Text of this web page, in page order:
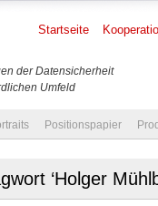
der Datensicherheit
Umfeld
Startseite
Positionspapier
‘Holger